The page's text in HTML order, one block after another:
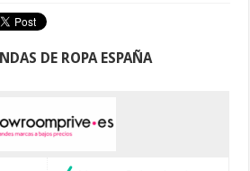
DE ROPA ESPAÑA